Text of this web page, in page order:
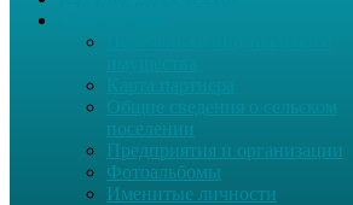
поселении
Предприятия и организации
Фотоальбомы
Именитые личности